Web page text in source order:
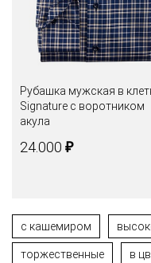
Рубашка мужская в
Signature с воротником
акула
24.000 ₽
с кашемиром
торжественные в